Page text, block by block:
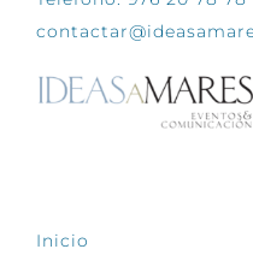
Inicio